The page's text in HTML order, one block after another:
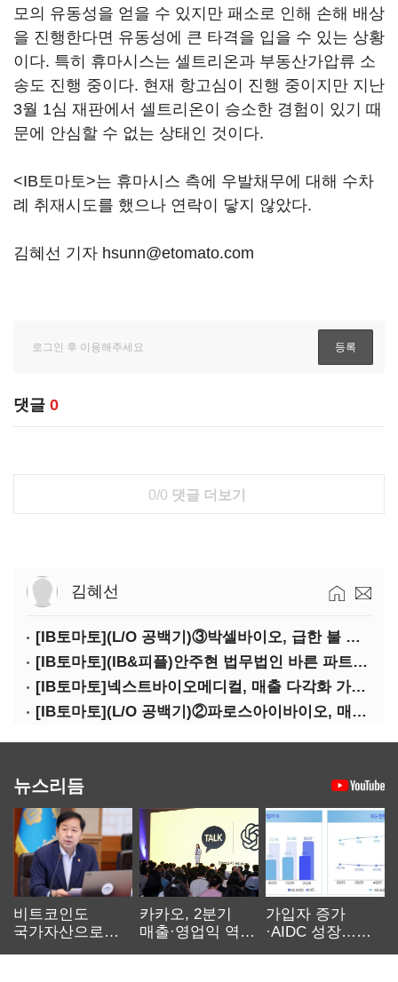
모의 유동성을 얻을 수 있지만 패소로 인해 손해 배상
을 진행한다면 유동성에 큰 타격을 입을 수 있는 상황
이다. 특히 휴마시스는 셀트리온과 부동산가압류 소
송도 진행 중이다. 현재 항고심이 진행 중이지만 지난
3월 1심 재판에서 셀트리온이 승소한 경험이 있기 때
문에 안심할 수 없는 상태인 것이다.
<IB토마토>는 휴마시스 측에 우발채무에 대해 수차
례 취재시도를 했으나 연락이 닿지 않았다.
김혜선 기자 hsunn@etomato.com
댓글 0
0/0 댓글 더보기
김혜선
[IB토마토](L/O 공백기)③박셀바이오, 급한 불 껐지만…본업 성과 '감감무소식'
[IB토마토](IB&피플)안주현 법무법인 바른 파트너 변호사
[IB토마토]넥스트바이오메디컬, 매출 다각화 가속…IPO 보람 '쑥쑥'
[IB토마토](L/O 공백기)②파로스아이바이오, 매출 0원 '불명예'…목표 안갯속
뉴스리듬
비트코인도
국가자산으로…'
카카오, 2분기
매출·영업익 역대
가입자 증가
·AIDC 성장…